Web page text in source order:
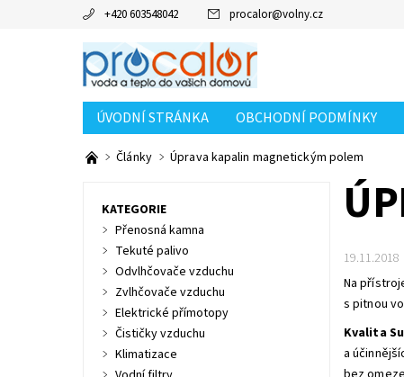
+420 603548042 procalor@volny.cz
ÚVODNÍ STRÁNKA OBCHODNÍ PODMÍNKY
Články Úprava kapalin magnetickým polem
19.11.2018
Na
s pitnou
Kvalita
a
KATEGORIE
Přenosná kamna
Tekuté palivo
Odvlhčovače vzduchu
Zvlhčovače vzduchu
Elektrické přímotopy
Čističky vzduchu
Klimatizace